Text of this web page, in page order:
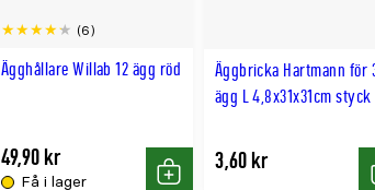
Ägghållare Willab 12 ägg röd
(6)
Få i lager
49,90 kr
Äggbricka Hartmann för
ägg L 4,8x31x31cm styck
3,60 kr